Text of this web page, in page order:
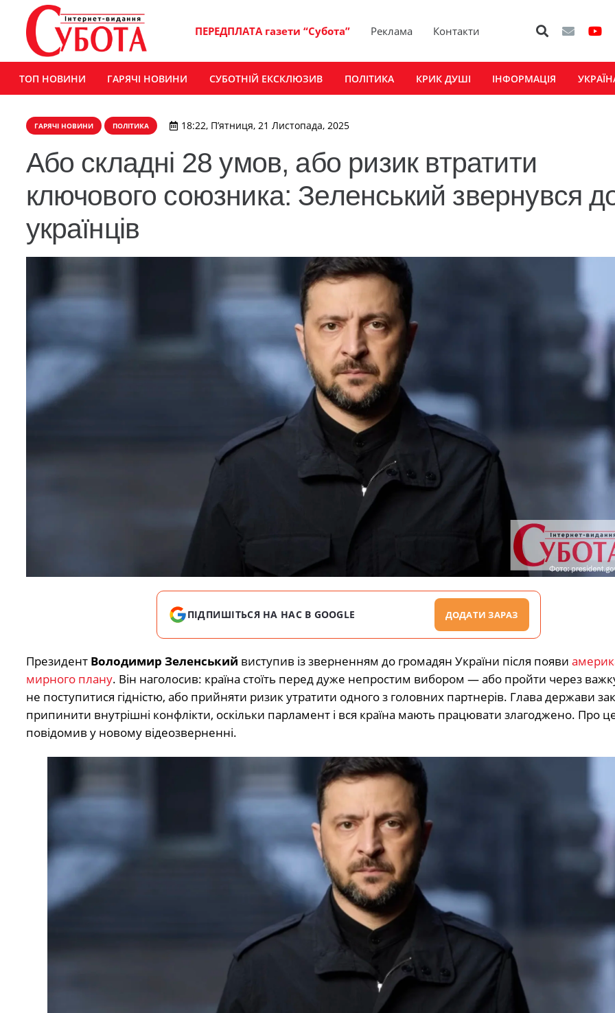
ПЕРЕДПЛАТА газети “Субота” Реклама Контакти
ТОП НОВИНИ ГАРЯЧІ НОВИНИ СУБОТНІЙ ЕКСКЛЮЗИВ ПОЛІТИКА КРИК ДУШІ ІНФОРМАЦІЯ
ГАРЯЧІ НОВИНИ ПОЛІТИКА 18:22, П’ятниця, 21 Листопада, 2025
Або складні 28 умов, або ризик втратити
ключового союзника: Зеленський звернувся
українців
ПІДПИШІТЬСЯ НА НАС В GOOGLE ДОДАТИ ЗАРАЗ
Президент Володимир Зеленський виступив із зверненням до громадян України після появи
мирного плану. Він наголосив: країна стоїть перед дуже непростим вибором — або пройти через
не поступитися гідністю, або прийняти ризик утратити одного з головних партнерів. Глава держави
припинити внутрішні конфлікти, оскільки парламент і вся країна мають працювати злагоджено. Про
повідомив у новому відеозверненні.